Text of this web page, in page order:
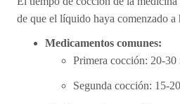
de que el líquido haya comenzado a
Medicamentos comunes:
Primera cocción: 20-30
Segunda cocción: 15-